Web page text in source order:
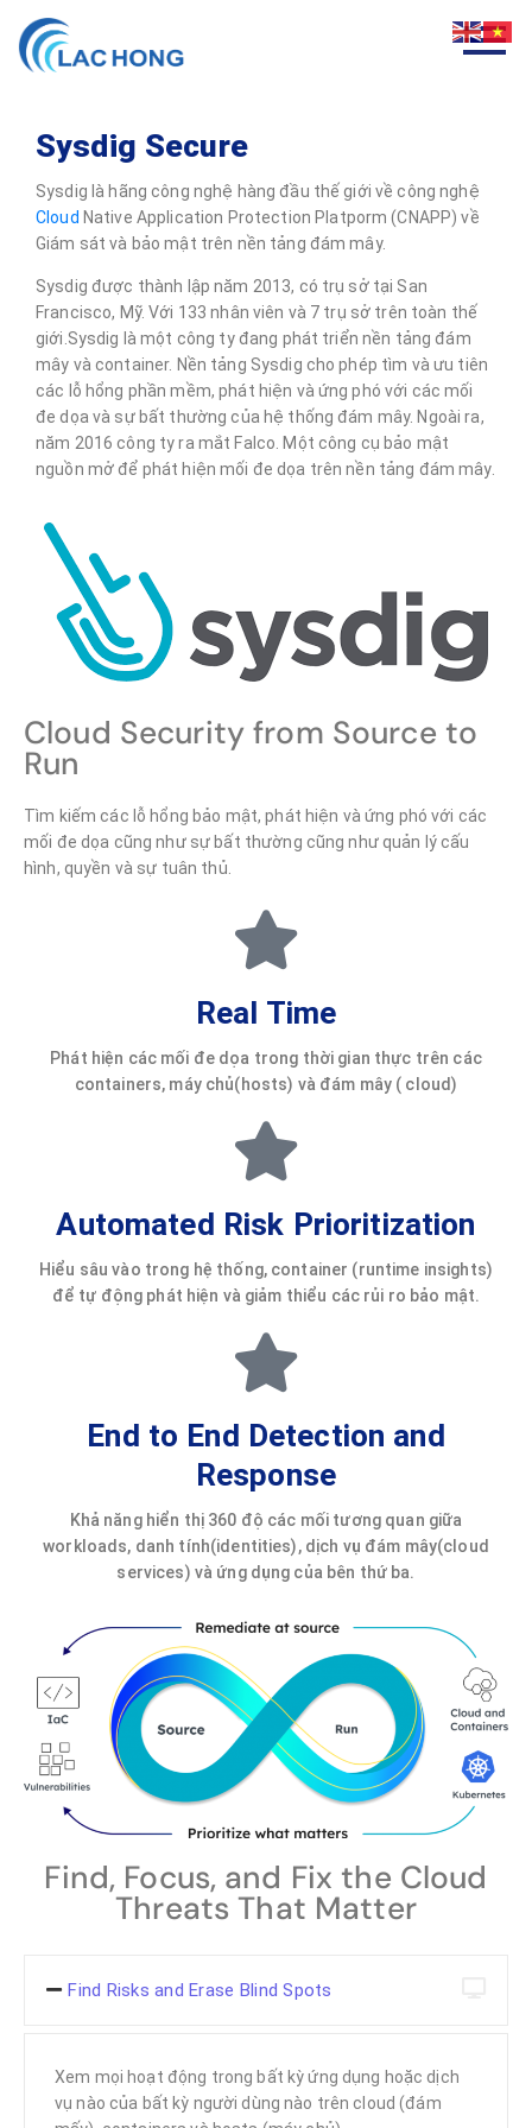
Sysdig Secure
Sysdig là hãng công nghệ hàng đầu thế giới về công nghệ
Cloud Native Application Protection Platporm (CNAPP) về
Giám sát và bảo mật trên nền tảng đám mây.
Sysdig được thành lập năm 2013, có trụ sở tại San
Francisco, Mỹ. Với 133 nhân viên và 7 trụ sở trên toàn thế
giới.Sysdig là một công ty đang phát triển nền tảng đám
mây và container. Nền tảng Sysdig cho phép tìm và ưu tiên
các lỗ hổng phần mềm, phát hiện và ứng phó với các mối
đe dọa và sự bất thường của hệ thống đám mây. Ngoài ra,
năm 2016 công ty ra mắt Falco. Một công cụ bảo mật
nguồn mở để phát hiện mối đe dọa trên nền tảng đám mây.
Cloud Security from Source to
Run
Tìm kiếm các lỗ hổng bảo mật, phát hiện và ứng phó với các
mối đe dọa cũng như sự bất thường cũng như quản lý cấu
hình, quyền và sự tuân thủ.
Real Time
Phát hiện các mối đe dọa trong thời gian thực trên các
containers, máy chủ(hosts) và đám mây ( cloud)
Automated Risk Prioritization
Hiểu sâu vào trong hệ thống, container (runtime insights)
để tự động phát hiện và giảm thiểu các rủi ro bảo mật.
End to End Detection and
Response
Khả năng hiển thị 360 độ các mối tương quan giữa
workloads, danh tính(identities), dịch vụ đám mây(cloud
services) và ứng dụng của bên thứ ba.
Find, Focus, and Fix the Cloud
Threats That Matter
Find Risks and Erase Blind Spots
Xem mọi hoạt động trong bất kỳ ứng dụng hoặc dịch
vụ nào của bất kỳ người dùng nào trên cloud (đám